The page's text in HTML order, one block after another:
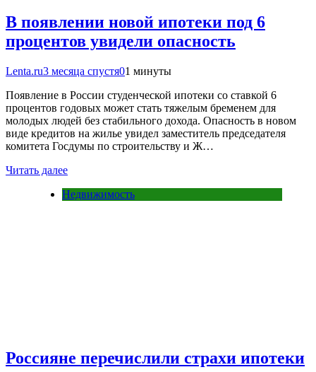
В появлении новой ипотеки под 6
процентов увидели опасность
Lenta.ru3 месяца спустя01 минуты
Появление в России студенческой ипотеки со ставкой 6
процентов годовых может стать тяжелым бременем для
молодых людей без стабильного дохода. Опасность в новом
виде кредитов на жилье увидел заместитель председателя
комитета Госдумы по строительству и Ж…
Читать далее
Недвижимость
Россияне перечислили страхи ипотеки